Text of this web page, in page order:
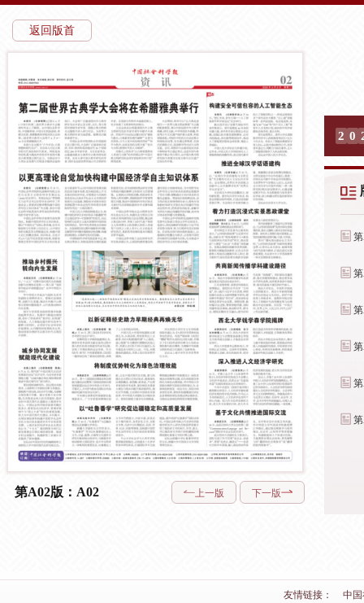
返回版首
第A02版：A02 上一版 下一版
2 0
友情链接： 中